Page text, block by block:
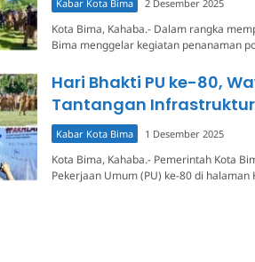
Kabar Kota Bima 2 Desember 2025
Kota Bima, Kahaba.- Dalam rangka
Bima menggelar kegiatan penanaman
Hari Bhakti PU ke-80,
Tantangan
Kabar Kota Bima 1 Desember 2025
Kota Bima, Kahaba.- Pemerintah Kota
Pekerjaan Umum (PU) ke-80 di